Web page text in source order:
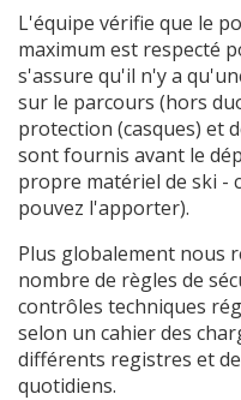
L'équipe vérifie que le
maximum est respecté
s'assure qu'il n'y a
sur le parcours (hors
protection (casques) et
sont fournis avant le
propre matériel de ski -
pouvez l'apporter).
Plus globalement nous
nombre de règles de
contrôles techniques
selon un cahier des
différents registres et
quotidiens.